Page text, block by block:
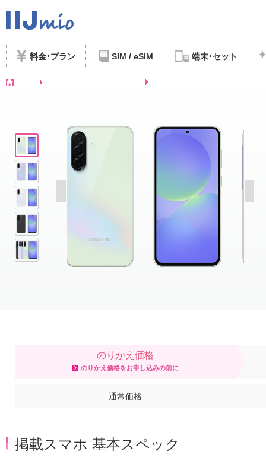
料金 プラン SIM / eSIM 端末 セット
のりかえ価格
のりかえ価格をお申し込みの前に
通常価格
掲載スマホ 基本スペック